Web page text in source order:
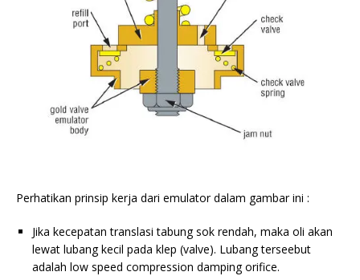
Perhatikan prinsip kerja dari emulator dalam gambar ini :
Jika kecepatan translasi tabung sok rendah, maka oli akan
lewat lubang kecil pada klep (valve). Lubang terseebut
adalah low speed compression damping orifice.